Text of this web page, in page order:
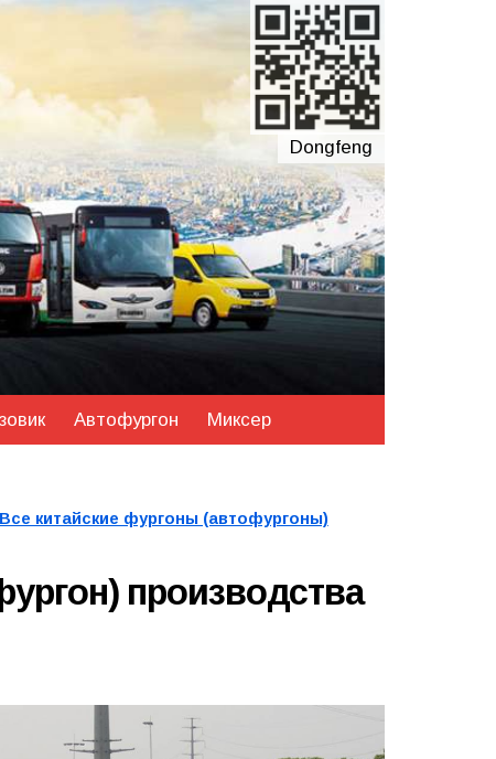
Dongfeng
Автофургон Миксер
Все китайские фургоны (автофургоны)
производства